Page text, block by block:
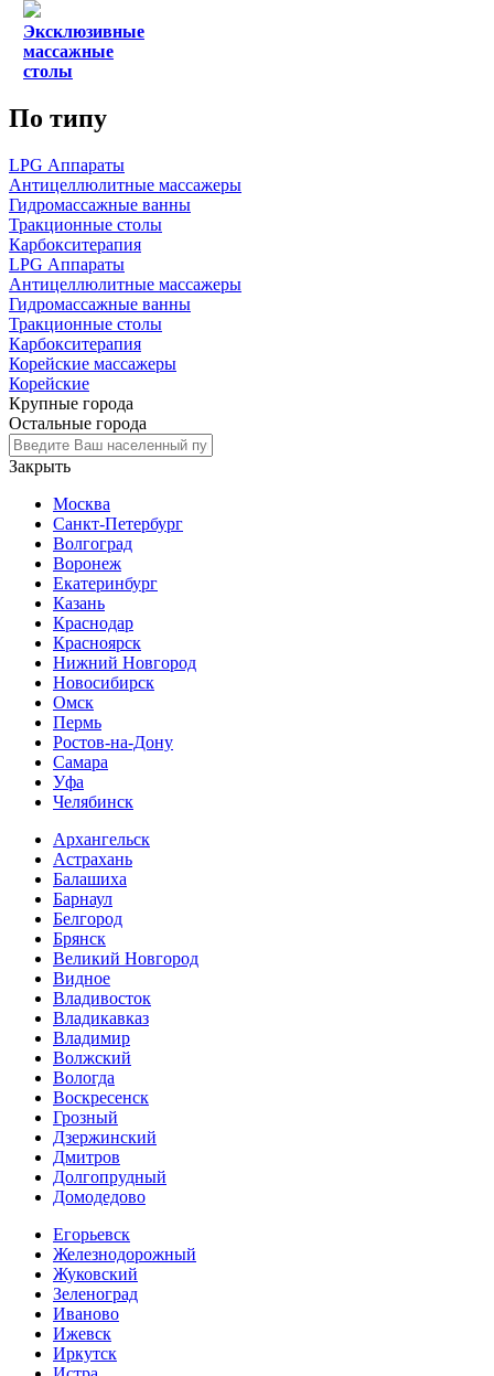
Эксклюзивные
массажные
столы
По типу
LPG Аппараты
Антицеллюлитные массажеры
Гидромассажные ванны
Тракционные столы
Карбокситерапия
LPG Аппараты
Антицеллюлитные массажеры
Гидромассажные ванны
Тракционные столы
Карбокситерапия
Корейские массажеры
Корейские
Крупные города
Остальные города
Закрыть
Москва
Санкт-Петербург
Волгоград
Воронеж
Екатеринбург
Казань
Краснодар
Красноярск
Нижний Новгород
Новосибирск
Омск
Пермь
Ростов-на-Дону
Самара
Уфа
Челябинск
Архангельск
Астрахань
Балашиха
Барнаул
Белгород
Брянск
Великий Новгород
Видное
Владивосток
Владикавказ
Владимир
Волжский
Вологда
Воскресенск
Грозный
Дзержинский
Дмитров
Долгопрудный
Домодедово
Егорьевск
Железнодорожный
Жуковский
Зеленоград
Иваново
Ижевск
Иркутск